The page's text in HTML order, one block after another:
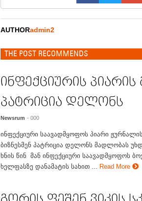
AUTHORadmin2
THE POST RECOMMENDS
ინფექციურის
პატრიცია დელონს
Newsrum - 000
ინფექციური საავადმყოფოს პიარი
ბიზნესმენ პატრიცია დელონს მადლობას
ხნის წინ მან ინფექციური საავადმყოფოს
ხელფასზე დანამატის სახით ... Read More